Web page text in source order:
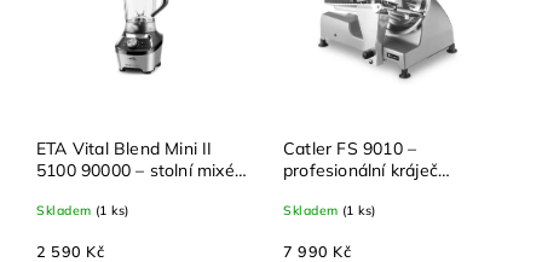
ETA Vital Blend Mini II
5100 90000 – stolní mixér
nádoba
Skladem (1 ks)
2 590 Kč
Catler FS 9010 –
profesionální kráječ
kotouč 195/220 mm
Skladem (1 ks)
7 990 Kč